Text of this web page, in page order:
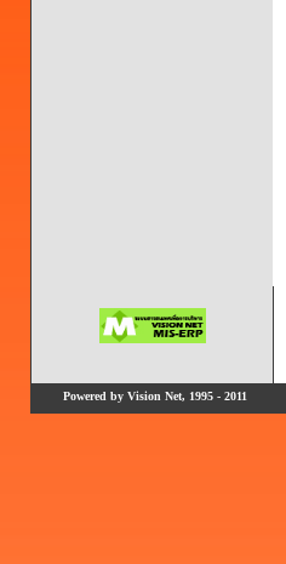
Powered by Vision Net, 1995 - 2011